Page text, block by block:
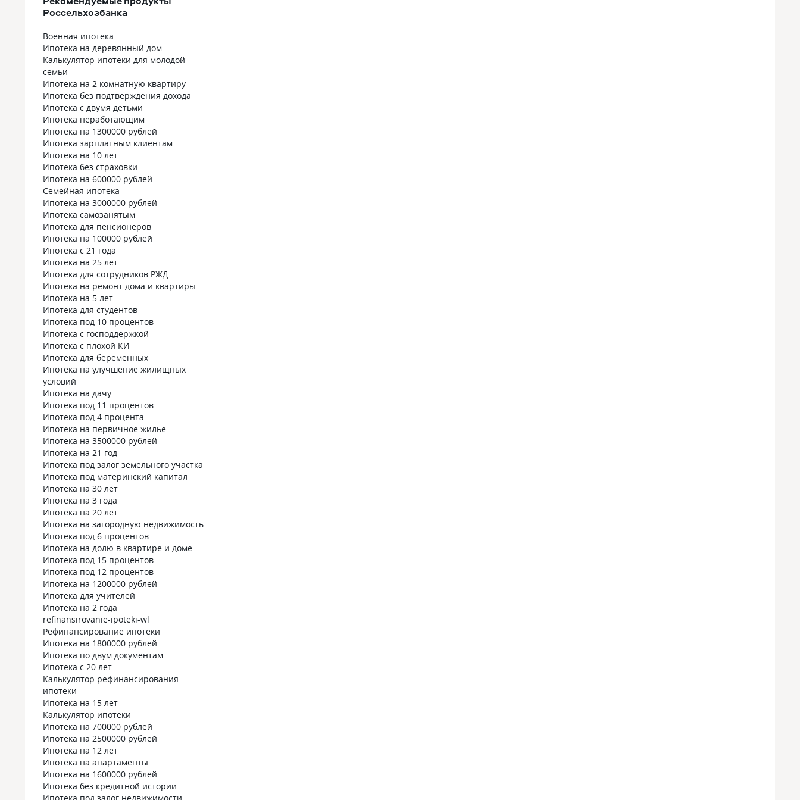
Россельхозбанка
Военная ипотека
Ипотека на деревянный дом
Калькулятор ипотеки для молодой
семьи
Ипотека на 2 комнатную квартиру
Ипотека без подтверждения дохода
Ипотека с двумя детьми
Ипотека неработающим
Ипотека на 1300000 рублей
Ипотека зарплатным клиентам
Ипотека на 10 лет
Ипотека без страховки
Ипотека на 600000 рублей
Семейная ипотека
Ипотека на 3000000 рублей
Ипотека самозанятым
Ипотека для пенсионеров
Ипотека на 100000 рублей
Ипотека с 21 года
Ипотека на 25 лет
Ипотека для сотрудников РЖД
Ипотека на ремонт дома и квартиры
Ипотека на 5 лет
Ипотека для студентов
Ипотека под 10 процентов
Ипотека с господдержкой
Ипотека с плохой КИ
Ипотека для беременных
Ипотека на улучшение жилищных
условий
Ипотека на дачу
Ипотека под 11 процентов
Ипотека под 4 процента
Ипотека на первичное жилье
Ипотека на 3500000 рублей
Ипотека на 21 год
Ипотека под залог земельного участка
Ипотека под материнский капитал
Ипотека на 30 лет
Ипотека на 3 года
Ипотека на 20 лет
Ипотека на загородную недвижимость
Ипотека под 6 процентов
Ипотека на долю в квартире и доме
Ипотека под 15 процентов
Ипотека под 12 процентов
Ипотека на 1200000 рублей
Ипотека для учителей
Ипотека на 2 года
refinansirovanie-ipoteki-wl
Рефинансирование ипотеки
Ипотека на 1800000 рублей
Ипотека по двум документам
Ипотека с 20 лет
Калькулятор рефинансирования
ипотеки
Ипотека на 15 лет
Калькулятор ипотеки
Ипотека на 700000 рублей
Ипотека на 2500000 рублей
Ипотека на 12 лет
Ипотека на апартаменты
Ипотека на 1600000 рублей
Ипотека без кредитной истории